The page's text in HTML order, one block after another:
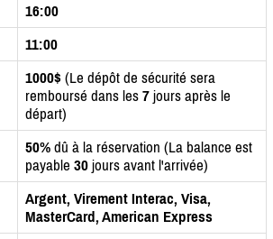
16:00
11:00
1000$ (Le dépôt de sécurité sera
remboursé dans les 7 jours après le
départ)
50% dû à la réservation (La balance est
payable 30 jours avant l'arrivée)
Argent, Virement Interac, Visa,
MasterCard, American Express